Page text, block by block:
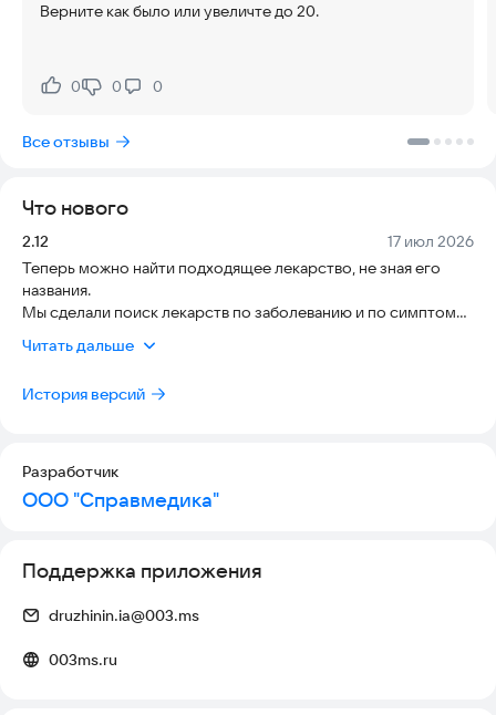
Верните как было или увеличте до 20.
Нравится:
0Не нравится:
0 0
Все отзывы
Что нового
Версия:
2.12 Дата:
17 июл 2026
Теперь можно найти подходящее лекарство, не зная его
названия.
Мы сделали поиск лекарств по заболеванию и по симптому.
пополняется. Ещё теперь можно найти лекарство, полистав
для вас и нас исправления.
Читать дальше
История версий
Разработчик
ООО "Справмедика"
Поддержка приложения
druzhinin.ia@003.ms
003ms.ru